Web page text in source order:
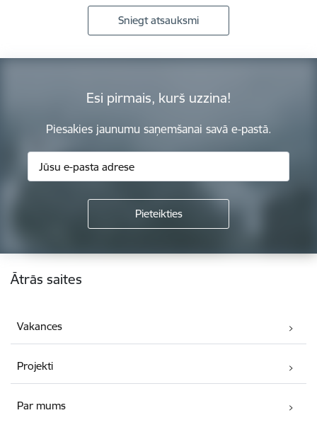
Sniegt atsauksmi
Esi pirmais, kurš uzzina!
Piesakies jaunumu saņemšanai savā e-pastā.
Kājene
Ātrās saites
Vakances
Projekti
Par mums